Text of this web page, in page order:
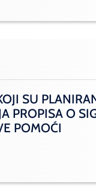
SU
PROPISA O
POMOĆI